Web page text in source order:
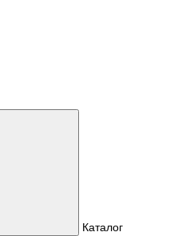
Каталог